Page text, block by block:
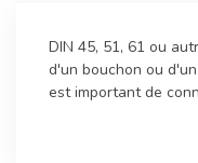
DIN 45, 51, 61 ou
d'un bouchon ou
est important de